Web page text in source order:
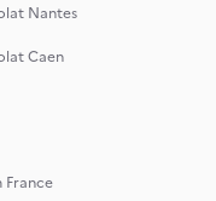
Nantes
Caen
France